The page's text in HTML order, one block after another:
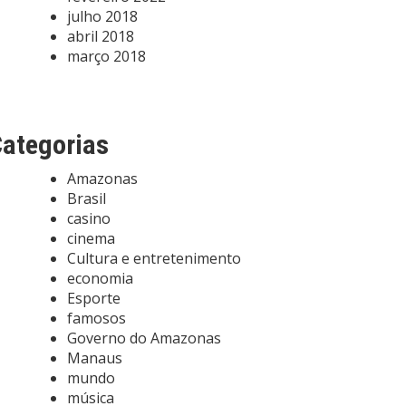
julho 2018
abril 2018
março 2018
Amazonas
Brasil
casino
cinema
Cultura e entretenimento
economia
Esporte
famosos
Governo do Amazonas
Manaus
mundo
música